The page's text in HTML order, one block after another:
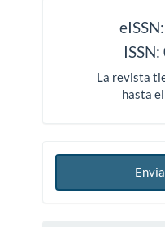
La revista
hasta